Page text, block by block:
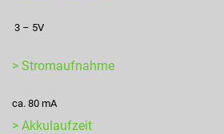
3 – 5V
> Stromaufnahme
ca. 80 mA
> Akkulaufzeit